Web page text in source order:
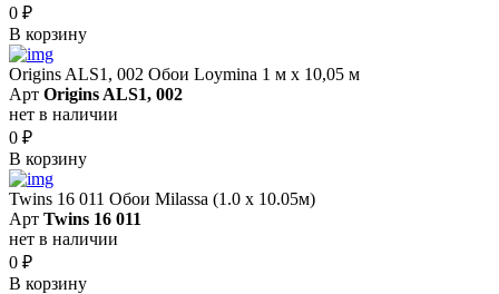
0 ₽
В корзину
Origins ALS1, 002 Обои Loymina 1 м х 10,05 м
Арт Origins ALS1, 002
нет в наличии
0 ₽
В корзину
Twins 16 011 Обои Milassa (1.0 х 10.05м)
Арт Twins 16 011
нет в наличии
0 ₽
В корзину